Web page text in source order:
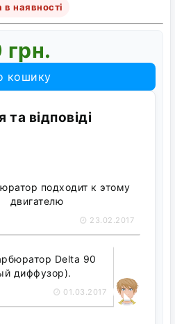
наявності
грн.
кошику
та відповіді
подходит к этому
двигателю
23.02.2017
Delta 90
диффузор).
01.03.2017